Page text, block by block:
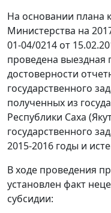
На основании плана
Министерства на
01-04/0214 от
проведена выездная
достоверности
государственного
полученных из
Республики Саха
государственного
2015-2016 годы и
В ходе проведения
установлен факт
субсидии: